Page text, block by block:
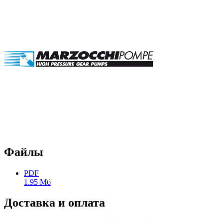
Файлы
PDF
1.95 Мб
Доставка и оплата